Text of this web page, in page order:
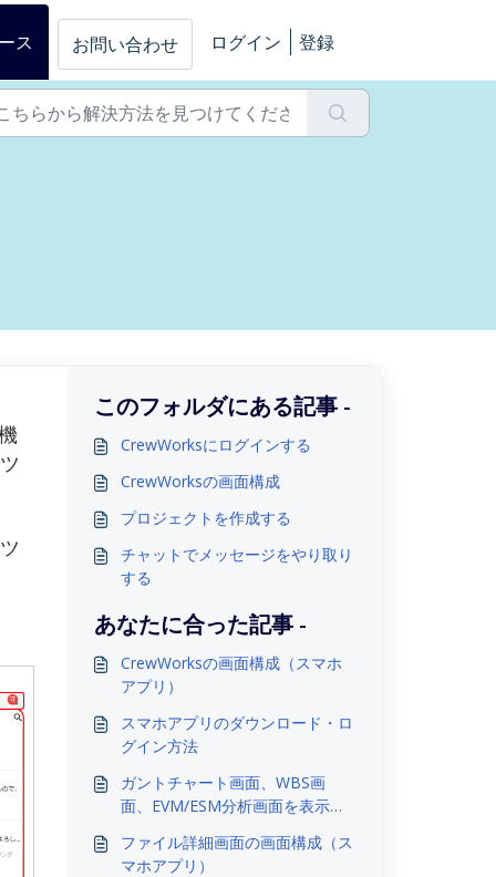
ス お問い合わせ ログイン 登録
このフォルダにある記事 -
CrewWorksにログインする
CrewWorksの画面構成
プロジェクトを作成する
チャットでメッセージをやり取り
する
あなたに合った記事 -
CrewWorksの画面構成（スマホ
アプリ）
スマホアプリのダウンロード・ロ
グイン方法
ガントチャート画面、WBS画
面、EVM/ESM分析画面を表示す
ファイル詳細画面の画面構成（ス
マホアプリ）